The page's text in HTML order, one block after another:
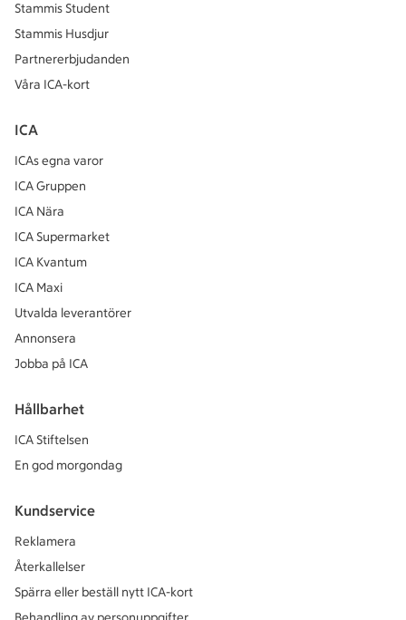
Stammis Student
Stammis Husdjur
Partnererbjudanden
Våra ICA-kort
ICA
ICAs egna varor
ICA Gruppen
ICA Nära
ICA Supermarket
ICA Kvantum
ICA Maxi
Utvalda leverantörer
Annonsera
Jobba på ICA
Hållbarhet
ICA Stiftelsen
En god morgondag
Kundservice
Reklamera
Återkallelser
Spärra eller beställ nytt ICA-kort